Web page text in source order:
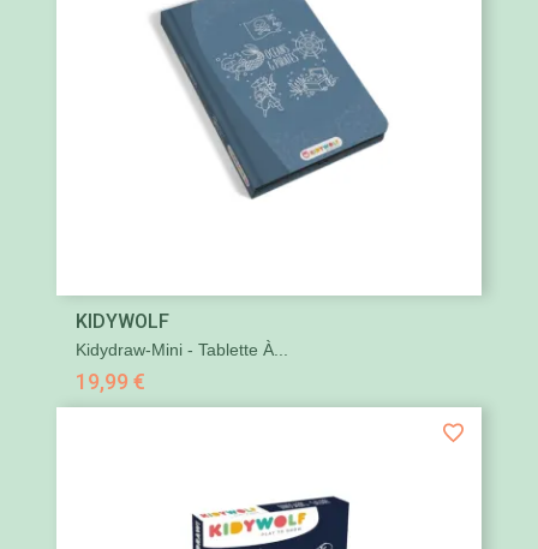
KIDYWOLF
Kidydraw-Mini - Tablette À...
19,99 €